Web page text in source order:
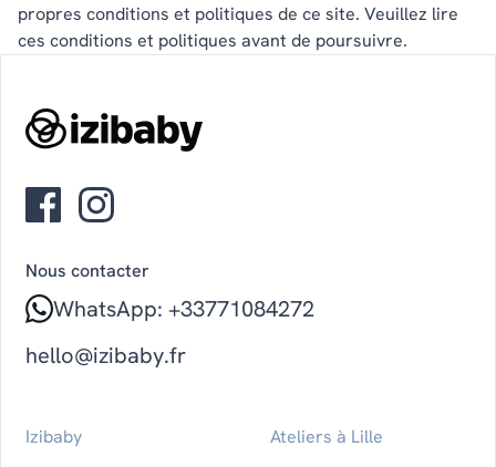
propres conditions et politiques de ce site. Veuillez lire
ces conditions et politiques avant de poursuivre.
Nous contacter
WhatsApp: +33771084272
hello@izibaby.fr
Izibaby
Ateliers à Lille